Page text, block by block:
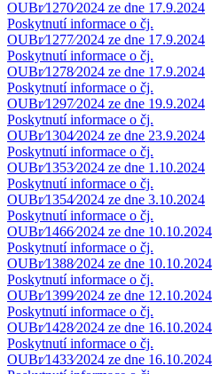
OUBr⁄1270⁄2024 ze dne 17.9.2024
Poskytnutí informace o čj.
OUBr⁄1277⁄2024 ze dne 17.9.2024
Poskytnutí informace o čj.
OUBr⁄1278⁄2024 ze dne 17.9.2024
Poskytnutí informace o čj.
OUBr⁄1297⁄2024 ze dne 19.9.2024
Poskytnutí informace o čj.
OUBr⁄1304⁄2024 ze dne 23.9.2024
Poskytnutí informace o čj.
OUBr⁄1353⁄2024 ze dne 1.10.2024
Poskytnutí informace o čj.
OUBr⁄1354⁄2024 ze dne 3.10.2024
Poskytnutí informace o čj.
OUBr⁄1466⁄2024 ze dne 10.10.2024
Poskytnutí informace o čj.
OUBr⁄1388⁄2024 ze dne 10.10.2024
Poskytnutí informace o čj.
OUBr⁄1399⁄2024 ze dne 12.10.2024
Poskytnutí informace o čj.
OUBr⁄1428⁄2024 ze dne 16.10.2024
Poskytnutí informace o čj.
OUBr⁄1433⁄2024 ze dne 16.10.2024